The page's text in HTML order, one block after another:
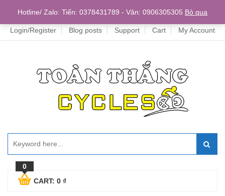
Home
Login/Register Blog posts Support Cart My Account
0
CART: 0 ₫
Hotline/ Zalo: Tiến: 0378431789 - Vân: 0906305305 Bỏ qua